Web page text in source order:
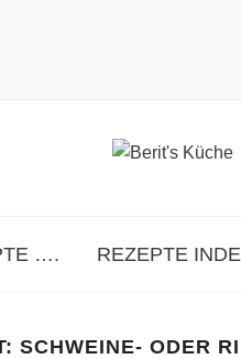
…. REZEPTE
SCHWEINE- ODER